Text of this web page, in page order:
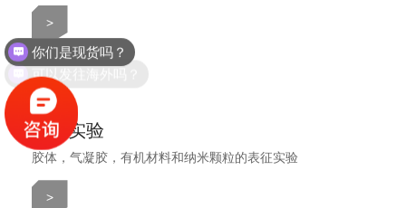
>
表征实验
胶体，气凝胶，有机材料和纳米颗粒的表征实验
>
你们是现货吗？
可以发往海外吗？